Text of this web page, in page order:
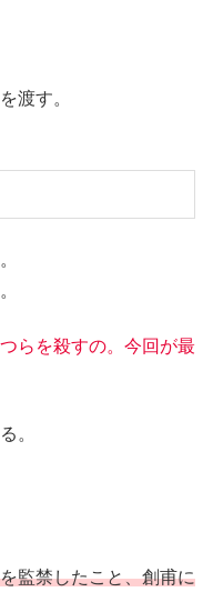
渡す。
らを殺すの。今回が最
。
監禁したこと、創甫に